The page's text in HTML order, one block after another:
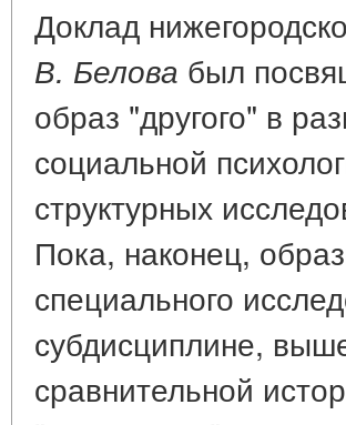
Доклад
В. Белова был
образ "другого" в
социальной
структурных
Пока, наконец,
специального
субдисциплине,
сравнительной